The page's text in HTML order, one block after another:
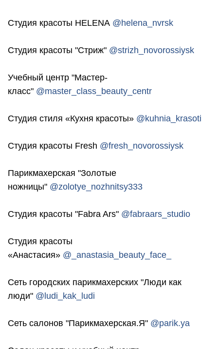
Студия красоты HELENA @helena_nvrsk
Студия красоты "Стриж" @strizh_novorossiysk
Учебный центр "Мастер-
класс" @master_class_beauty_centr
Студия стиля «Кухня красоты» @kuhnia_krasoti
Студия красоты Fresh @fresh_novorossiysk
Парикмахерская "Золотые
ножницы" @zolotye_nozhnitsy333
Студия красоты "Fabra Ars" @fabraars_studio
Студия красоты
«Анастасия» @_anastasia_beauty_face_
Сеть городских парикмахерских "Люди как
люди" @ludi_kak_ludi
Сеть салонов "Парикмахерская.Я" @parik.ya